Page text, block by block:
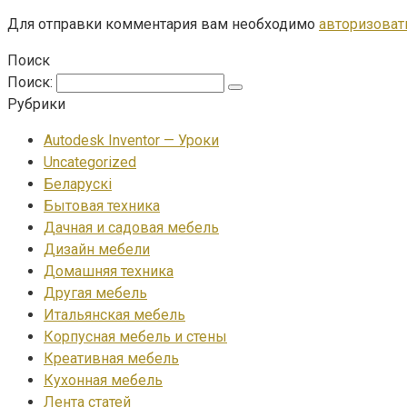
Для отправки комментария вам необходимо
Поиск
Поиск:
Рубрики
Autodesk Inventor — Уроки
Uncategorized
Беларускі
Бытовая техника
Дачная и садовая мебель
Дизайн мебели
Домашняя техника
Другая мебель
Итальянская мебель
Корпусная мебель и стены
Креативная мебель
Кухонная мебель
Лента статей